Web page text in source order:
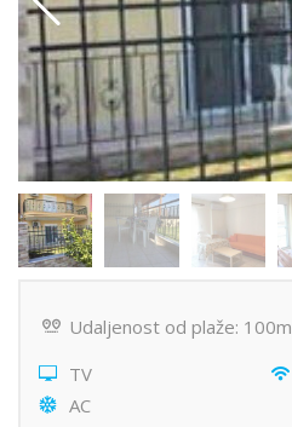
Udaljenost od plaže: 100m
TV
AC